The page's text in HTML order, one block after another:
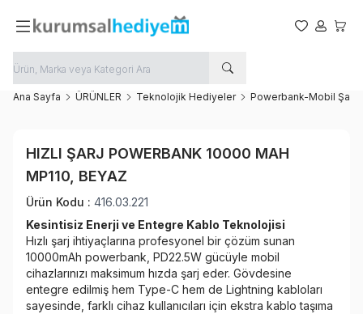
Favorilerim
Hesabım
Ana Sayfa ÜRÜNLER Teknolojik Hediyeler Powerbank-Mobil Şarj
Favoriye Ekle
HIZLI ŞARJ POWERBANK 10000 MAH
MP110, BEYAZ
Ürün Kodu : 416.03.221
Kesintisiz Enerji ve Entegre Kablo Teknolojisi
Hızlı şarj ihtiyaçlarına profesyonel bir çözüm sunan
10000mAh powerbank, PD22.5W gücüyle mobil
cihazlarınızı maksimum hızda şarj eder. Gövdesine
entegre edilmiş hem Type-C hem de Lightning kabloları
sayesinde, farklı cihaz kullanıcıları için ekstra kablo taşıma